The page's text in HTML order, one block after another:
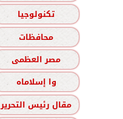
تكنولوجيا
محافظات
مصر العظمى
وا إسلاماه
مقال رئيس التحرير